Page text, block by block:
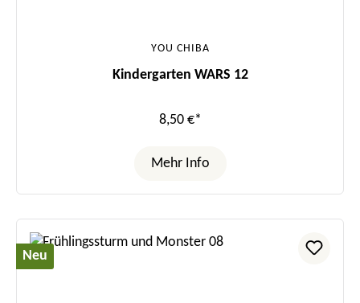
YOU CHIBA
Kindergarten WARS 12
8,50 €*
Mehr Info
Neu